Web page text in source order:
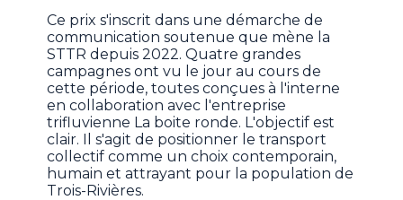
Ce prix s'inscrit dans une démarche de
communication soutenue que mène la
STTR depuis 2022. Quatre grandes
campagnes ont vu le jour au cours de
cette période, toutes conçues à l'interne
en collaboration avec l'entreprise
trifluvienne La boite ronde. L'objectif est
clair. Il s'agit de positionner le transport
collectif comme un choix contemporain,
humain et attrayant pour la population de
Trois-Rivières.